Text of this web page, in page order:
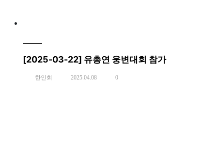
[2025-03-22] 유총연 웅변대회 참가
한인회 2025.04.08 0